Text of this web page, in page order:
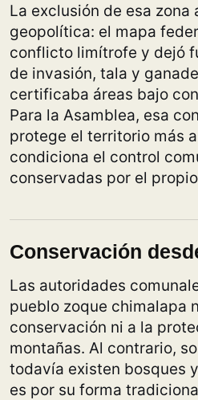
La exclusión de esa zona
geopolítica: el mapa
conflicto limítrofe y dejó
de invasión, tala y
certificaba áreas bajo
Para la Asamblea, esa
protege el territorio más
condiciona el control
conservadas por el
Conservación
Las autoridades
pueblo zoque chimalapa
conservación ni a la
montañas. Al contrario,
todavía existen bosques
es por su forma